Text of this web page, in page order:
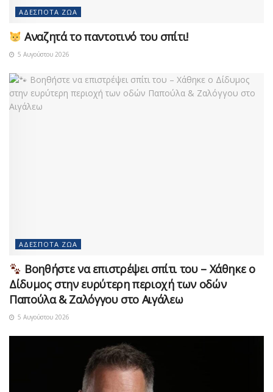
ΑΔΈΣΠΟΤΑ ΖΏΑ
Αναζητά το παντοτινό του σπίτι!
5 Αυγούστου 2026
ΑΔΈΣΠΟΤΑ ΖΏΑ
Βοηθήστε να επιστρέψει σπίτι του – Χάθηκε ο
Δίδυμος στην ευρύτερη περιοχή των οδών
Παπούλα & Ζαλόγγου στο Αιγάλεω
5 Αυγούστου 2026